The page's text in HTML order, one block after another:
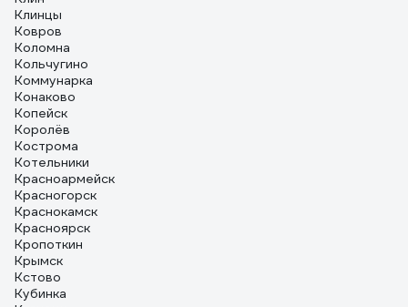
Клинцы
Ковров
Коломна
Кольчугино
Коммунарка
Конаково
Копейск
Королёв
Кострома
Котельники
Красноармейск
Красногорск
Краснокамск
Красноярск
Кропоткин
Крымск
Кстово
Кубинка